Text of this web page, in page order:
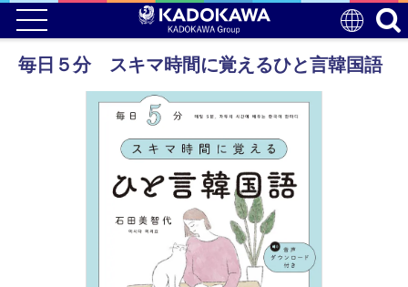
毎日５分 スキマ時間に覚えるひと言韓国語